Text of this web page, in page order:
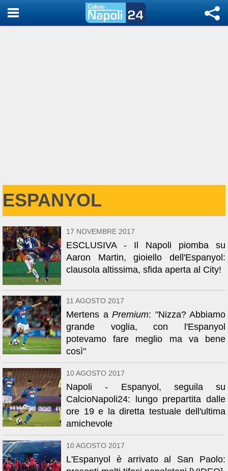
ESPANYOL
17 NOVEMBRE 2017
ESCLUSIVA - Il Napoli piomba su
Aaron Martin, gioiello dell'Espanyol:
clausola altissima, sfida aperta al City!
11 AGOSTO 2017
Mertens a Premium: "Nizza? Abbiamo
grande voglia, con l'Espanyol
potevamo fare meglio ma va bene
così"
10 AGOSTO 2017
Napoli - Espanyol, seguila su
CalcioNapoli24: lungo prepartita dalle
ore 19 e la diretta testuale dell'ultima
amichevole
10 AGOSTO 2017
L'Espanyol è arrivato al San Paolo: